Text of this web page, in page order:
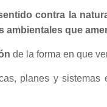
contra la
ambientales que
de la forma en que
planes y sistemas